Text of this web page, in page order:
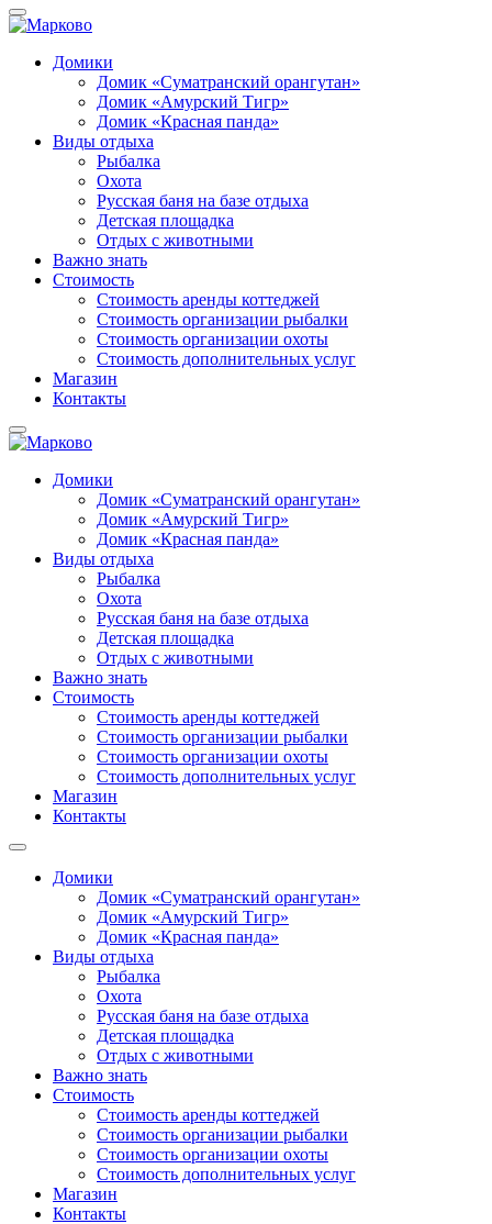
Домики
Домик «Суматранский орангутан»
Домик «Амурский Тигр»
Домик «Красная панда»
Виды отдыха
Рыбалка
Охота
Русская баня на базе отдыха
Детская площадка
Отдых с животными
Важно знать
Стоимость
Стоимость аренды коттеджей
Стоимость организации рыбалки
Стоимость организации охоты
Стоимость дополнительных услуг
Магазин
Контакты
Домики
Домик «Суматранский орангутан»
Домик «Амурский Тигр»
Домик «Красная панда»
Виды отдыха
Рыбалка
Охота
Русская баня на базе отдыха
Детская площадка
Отдых с животными
Важно знать
Стоимость
Стоимость аренды коттеджей
Стоимость организации рыбалки
Стоимость организации охоты
Стоимость дополнительных услуг
Магазин
Контакты
Домики
Домик «Суматранский орангутан»
Домик «Амурский Тигр»
Домик «Красная панда»
Виды отдыха
Рыбалка
Охота
Русская баня на базе отдыха
Детская площадка
Отдых с животными
Важно знать
Стоимость
Стоимость аренды коттеджей
Стоимость организации рыбалки
Стоимость организации охоты
Стоимость дополнительных услуг
Магазин
Контакты